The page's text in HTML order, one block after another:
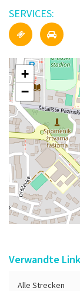
SERVICES:
+
−
Verwandte
Alle Strecken